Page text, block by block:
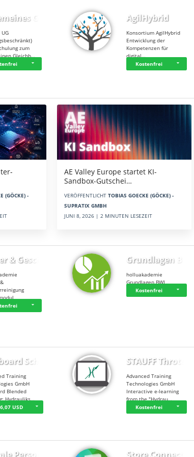
Gle…
zum
Gleichb…
AgilHybrid
Konsortium AgilHybrid
Entwicklung der
Kompetenzen für
digital…
Kostenfrei
(GÖCKE) -
AE Valley Europe startet KI-
Sandbox-Gutschei…
VERÖFFENTLICHT TOBIAS GOECKE (GÖCKE) -
SUPRATIX GMBH
JUNI 8, 2026 | 2 MINUTEN LESEZEIT
& Geschi… Grundlagen BWL
holluakademie
Grundlagen BWL
Kostenfrei
Schl…
Training
GmbH
Blended
Hydrauliks…
USD
STAUFF Throttle…
Advanced Training
Technologies GmbH
Interactive e-learning
from the "Hydrau…
Kostenfrei
Person… Store Connect